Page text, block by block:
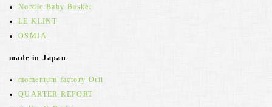
Nordic Baby Basket
LE KLINT
OSMIA
made in Japan
momentum factory Orii
QUARTER REPORT